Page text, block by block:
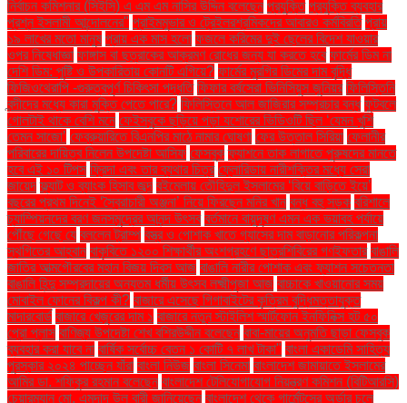
নির্বাচন কমিশনার (সিইসি) এ এম এম নাসির উদ্দিন বলেছেন প্রযুক্তি প্রযুক্তি ব্যবহার
প্রশ্ন ইসলামী আন্দোলনের" প্রাইমমুভার ও ট্রেইলরশ্রমিকদের আবারও কর্মবিরতি প্রায়
১৯ লাখের মতো মানুষ প্রায় এক মাস হলো ফজলে করিমের দুই ছেলের বিদেশ যাওয়ার
ওপর নিষেধাজ্ঞা ফাঙ্গাস বা ছত্রাকের আক্রমণ রোধের জন্য যা করতে হবে ফার্মের ডিম না
দেশি ডিম: পুষ্টি ও উপকারিতায় কোনটি এগিয়ে? ফার্মের মুরগির ডিমের দাম বৃদ্ধি
ফিজিওথেরাপি -গুরুত্বপূর্ণ চিকিৎসা পদ্ধতি ফিফার বর্ষসেরা ভিনিসিয়ুস জুনিয়র ফিলিস্তিনি
বন্দীদের মধ্যে কারা মুক্তি পেতে পারে? ফিলিস্তিনে আল জাজিরার সম্প্রচার বন্ধ ফুটবলে
গোলটাই থাকে বেশি মনে ফেইসবুকে ছড়িয়ে পড়া যশোরের ভিডিওটি ছিল ‘যেমন খুশি
তেমন সাজো’ ফেব্রুয়ারিতে বিএনপির মাঠে নামার ঘোষণা ফের উত্তাল সিরিয়া ফেলানীর
পরিবারের দায়িত্ব নিলেন উপদেষ্টা আসিফ ফেসবুক ফ্যাশনে তাক লাগাতে পুরুষদের মানতে
হবে এই ১০ টিপস ফ্রিদা এবং তার ব্যথার চিত্র ফ্লোরিডায় নারীশক্তির মধ্যে সেরা
জায়েদ ফ্ল্যাট ও ব্যাংক হিসাব জব্দ বইমেলায় তৌহিদুল ইসলামের ‘বিয়ে বাড়িতে ইয়ে’
বছরের প্রথম দিনেই ‘স্বৈরাচারী অঞ্জনা’ নিয়ে ফিরছেন মনির খান বন্ধ বহু সড়ক বরিশালে
চ্যাম্পিয়নদের বরণ জনসমুদ্রের আনন্দ উৎসব বর্তমানে বায়ুদূষণ এমন এক ভয়াবহ পর্যায়ে
পৌঁছে গেছে যে বললেন ট্রাম্প বস্ত্র ও পোশাক খাতে গ্যাসের দাম বাড়ানোর পরিকল্পনা
স্থগিতের আহ্বান বাকৃবিতে ১২০০ শিক্ষার্থীর অংশগ্রহণে ছাত্রশিবিরের গণইফতার বাঙালি
জাতির আত্মগৌরবের মহান বিজয় দিবস আজ বাঙালি নারীর পোশাক এবং ফ্যাশন সচেতনতা
বাঙালি হিন্দু সম্প্রদায়ের অন্যতম ধর্মীয় উৎসব লক্ষ্মীপূজা আজ বাচ্চাকে খাওয়ানোর সময়
মোবাইল ফোনের বিকল্প কী? বাজারে এসেছে গিগাবাইটের কৃত্রিম বুদ্ধিমত্তাযুক্ত
মাদারবোর্ড বাজারে খেজুরের দাম ১ বাজারে নতুন স্টাইলিশ স্মার্টফোন ইনফিনিক্স হট ৫০
প্রো প্লাস বাণিজ্য উপদেষ্টা শেখ বশিরউদ্দীন বলেছেন বাবা-মায়ের অনুমতি ছাড়া ফেসবুক
ব্যবহার করা যাবে না বার্ষিক সর্বোচ্চ বেতন ১ কোটি ৭ লাখ টাকা" বাংলা একাডেমি সাহিত্য
পুরস্কার ২০২৪ পাচ্ছেন যাঁরা বাংলা নিউজ বাংলা সিনেমা বাংলাদেশ জামায়াতে ইসলামের
আমির ডা. শফিকুর রহমান বলেছেন বাংলাদেশ টেলিযোগাযোগ নিয়ন্ত্রণ কমিশন (বিটিআরসি)
চেয়ারম্যান মো. এমদাদ উল বারী জানিয়েছেন বাংলাদেশ থেকে গার্মেন্টসের অর্ডার চলে